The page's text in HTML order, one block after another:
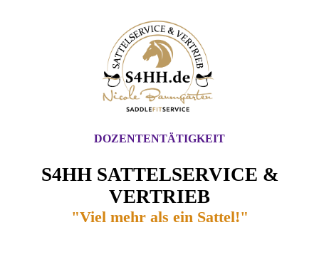
S4HH SATTELSERVICE &
VERTRIEB
"Viel mehr als ein Sattel!"
DOZENTENTÄTIGKEIT